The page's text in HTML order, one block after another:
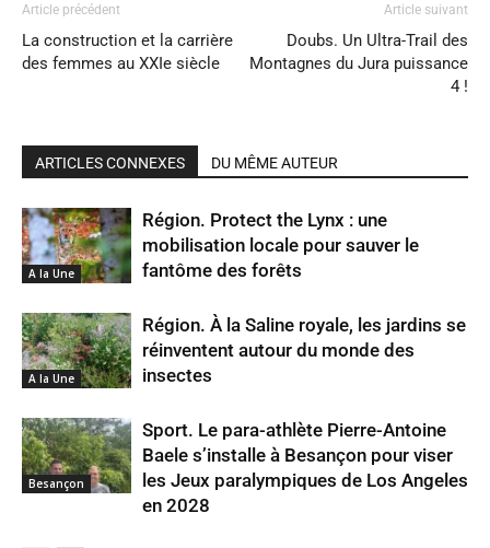
Article précédent
La construction et la carrière
des femmes au XXIe siècle
Article suivant
Doubs. Un Ultra-Trail des
Montagnes du Jura puissance
4 !
ARTICLES CONNEXES DU MÊME AUTEUR
A la Une
Région. Protect the Lynx : une
mobilisation locale pour sauver le
fantôme des forêts
A la Une
Région. À la Saline royale, les jardins se
réinventent autour du monde des
insectes
Besançon
Sport. Le para-athlète Pierre-Antoine
Baele s’installe à Besançon pour viser
les Jeux paralympiques de Los Angeles
en 2028